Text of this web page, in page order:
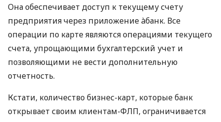
Она обеспечивает доступ к текущему счету
предприятия через приложение àбанк. Все
операции по карте являются операциями текущего
счета, упрощающими бухгалтерский учет и
позволяющими не вести дополнительную
отчетность.
Кстати, количество бизнес-карт, которые банк
открывает своим клиентам-ФЛП, ограничивается